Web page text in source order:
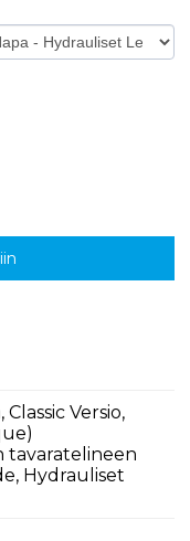
Versio,
tavaratelineen
Hydrauliset